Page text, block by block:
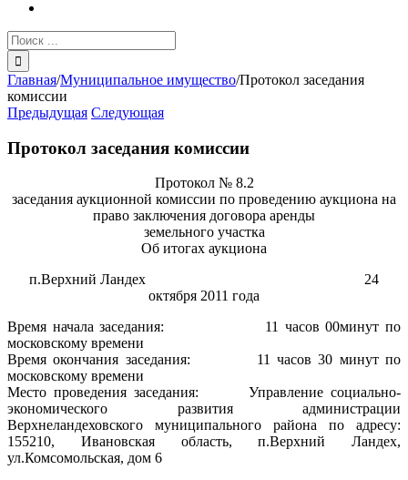
Результат
поиска:
Главная/Муниципальное имущество/Протокол заседания
комиссии
Предыдущая Следующая
Протокол заседания комиссии
Протокол № 8.2
заседания аукционной комиссии по проведению аукциона на
право заключения договора аренды
земельного участка
Об итогах аукциона
п.Верхний Ландех 24
октября 2011 года
Время начала заседания: 11 часов 00минут по
московскому времени
Время окончания заседания: 11 часов 30 минут по
московскому времени
Место проведения заседания: Управление социально-
экономического развития администрации
Верхнеландеховского муниципального района по адресу:
155210, Ивановская область, п.Верхний Ландех,
ул.Комсомольская, дом 6